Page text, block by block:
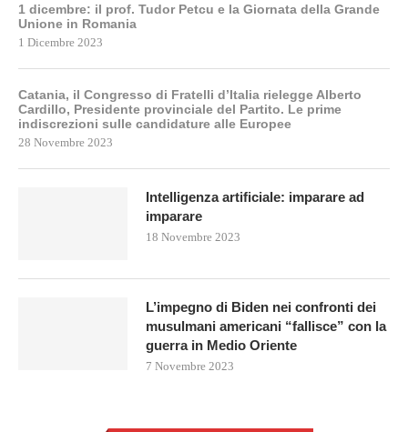
1 dicembre: il prof. Tudor Petcu e la Giornata della Grande
Unione in Romania
1 Dicembre 2023
Catania, il Congresso di Fratelli d’Italia rielegge Alberto
Cardillo, Presidente provinciale del Partito. Le prime
indiscrezioni sulle candidature alle Europee
28 Novembre 2023
Intelligenza artificiale: imparare ad
imparare
18 Novembre 2023
L’impegno di Biden nei confronti dei
musulmani americani “fallisce” con la
guerra in Medio Oriente
7 Novembre 2023